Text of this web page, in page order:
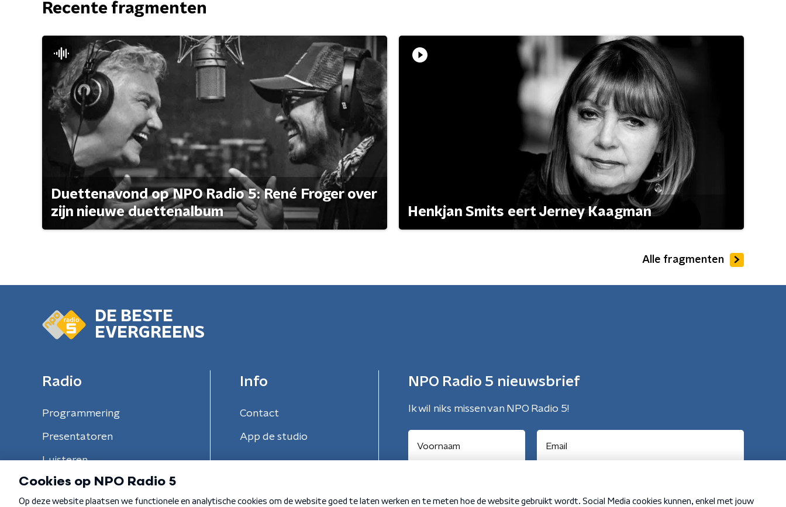
Recente fragmenten
Duettenavond op NPO Radio 5: René Froger over
zijn nieuwe duettenalbum
Henkjan Smits eert Jerney Kaagman
Alle fragmenten
DE BESTE
EVERGREENS
Radio
Programmering
Presentatoren
Luisteren
Info
Contact
App de studio
NPO Radio 5 nieuwsbrief
Ik wil niks missen van NPO Radio 5!